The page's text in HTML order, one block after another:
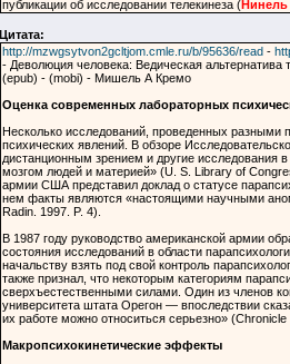
публикации об исследовании телекинеза (Нинель
Цитата:
http://mzwgsytvon2gcltjom.cmle.ru/b/95636/read -
- Деволюция человека: Ведическая
(epub) - (mobi) - Мишель А Кремо
Оценка современных лабораторных
Несколько исследований, проведенных
психических явлений. В обзоре
дистанционным зрением и другие исследования
мозгом людей и материей» (U. S. Library of
армии США представил доклад о статусе
нем факты являются «настоящими научными
Radin. 1997. P. 4).
В 1987 году руководство американской армии
состояния исследований в области
начальству взять под свой контроль
также признал, что некоторым категориям
сверхъестественными силами. Один из членов
университета штата Орегон — впоследствии
их работе можно относиться серьезно»
Макропсихокинетические эффекты